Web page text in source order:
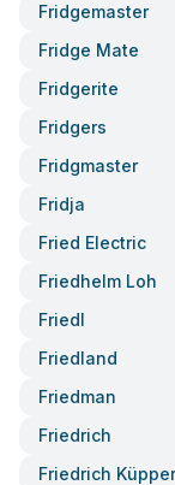
Fridgemaster
Fridge Mate
Fridgerite
Fridgers
Fridgmaster
Fridja
Fried Electric
Friedhelm Loh
Friedl
Friedland
Friedman
Friedrich
Friedrich Küpper